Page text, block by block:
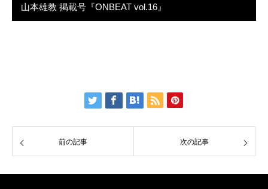
山本雄教 掲載号『ONBEAT vol.16』
前の記事 次の記事